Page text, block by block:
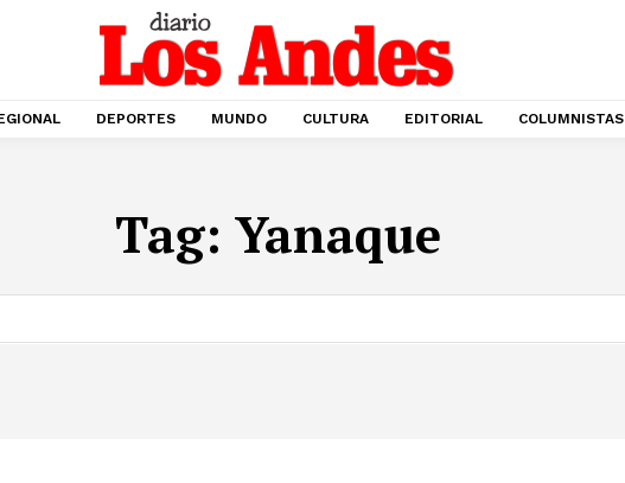
DEPORTES MUNDO CULTURA EDITORIAL COLUMNISTAS
Tag: Yanaque